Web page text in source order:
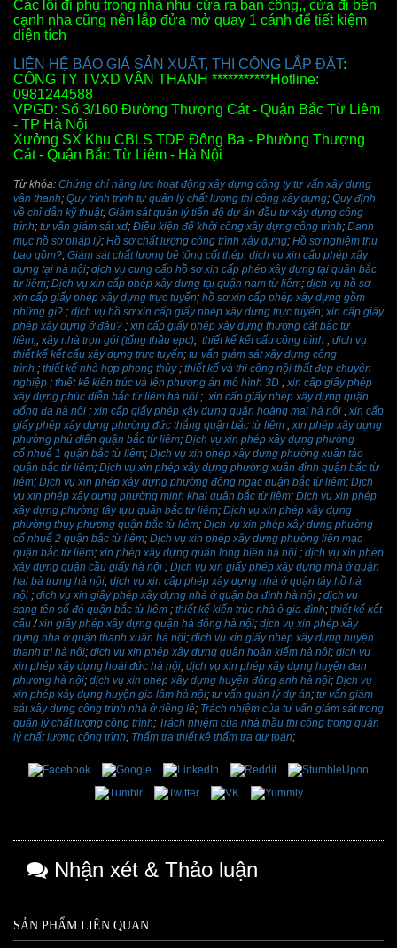
Các lối đi phụ trong nhà như cửa ra ban công,, cửa đi bên
cạnh nha cũng nên lắp đửa mở quay 1 cánh để tiết kiệm
diện tích
LIÊN HỆ BÁO GIÁ SẢN XUẤT, THI CÔNG LẮP ĐẶT:
CÔNG TY TVXD VÂN THANH ***********Hotline:
0981244588
VPGD: Sổ 3/160 Đường Thượng Cát - Quận Bắc Từ Liêm
- TP Hà Nội
Xưởng SX Khu CBLS TDP Đông Ba - Phường Thượng
Cát - Quận Bắc Từ Liêm - Hà Nội
Từ khóa: Chứng chỉ năng lực hoạt động xây dựng công ty tư vấn xây dựng
vân thanh; Quy trình trình tự quản lý chất lượng thi công xây dựng; Quy định
về chỉ dẫn kỹ thuật; Giám sát quản lý tiến độ dự án đầu tư xây dựng công
trình; tư vấn giám sát xd; Điều kiện để khởi công xây dựng công trình; Danh
mục hồ sơ pháp lý; Hồ sơ chất lượng công trình xây dựng; Hồ sơ nghiệm thu
bao gồm?; Giám sát chất lượng bê tông cốt thép; dịch vụ xin cấp phép xây
dựng tại hà nội; dịch vụ cung cấp hồ sơ xin cấp phép xây dựng tại quận bắc
từ liêm; Dịch vụ xin cấp phép xây dựng tại quận nam từ liêm; dịch vụ hồ sơ
xin cấp giấy phép xây dựng trực tuyến; hồ sơ xin cấp phép xây dựng gồm
những gì? ; dịch vụ hồ sơ xin cấp giấy phép xây dựng trực tuyến;xin cấp giấy
phép xây dựng ở đâu? ;xin cấp giấy phép xây dựng thượng cát bắc từ
liêm,;xây nhà trọn gói (tổng thầu epc); thiết kế kết cấu công trình ; dịch vụ
thiết kế kết cấu xây dựng trực tuyến; tư vấn giám sát xây dựng công
trình ; thiết kế nhà hợp phong thủy; thiết kế và thi công nội thất đẹp chuyên
nghiệp ; thiết kế kiến trúc và lên phương án mô hình 3D ;xin cấp giấy phép
xây dựng phúc diễn bắc từ liêm hà nội ;xin cấp giấy phép xây dựng quận
đống đa hà nội ;xin cấp giấy phép xây dựng quận hoàng mai hà nội ;xin cấp
giấy phép xây dựng phường đức thắng quận bắc từ liêm ;xin phép xây dựng
phường phú diến quận bắc từ liêm; Dịch vụ xin phép xây dựng phường
cổ nhuế 1 quận bắc từ liêm; Dịch vụ xin phép xây dựng phường xuân tảo
quận bắc từ liêm; Dịch vụ xin phép xây dựng phường xuân đỉnh quận bắc từ
liêm; Dịch vụ xin phép xây dựng phường đông ngạc quận bắc từ liêm; Dịch
vụ xin phép xây dựng phường minh khai quận bắc từ liêm; Dịch vụ xin phép
xây dựng phường tây tựu quận bắc từ liêm; Dịch vụ xin phép xây dựng
phường thụy phương quận bắc từ liêm; Dịch vụ xin phép xây dựng phường
cổ nhuế 2 quận bắc từ liêm; Dịch vụ xin phép xây dựng phường liên mạc
quận bắc từ liêm;xin phép xây dựng quận long biên hà nội ; dịch vụ xin phép
xây dựng quận cầu giấy hà nội ; Dịch vụ xin giấy phép xây dựng nhà ở quận
hai bà trưng hà nội; dịch vụ xin cấp phép xây dựng nhà ở quận tây hồ hà
nội ; dịch vụ xin giấy phép xây dựng nhà ở quận ba đình hà nội ; dịch vụ
sang tên sổ đỏ quận bắc từ liêm ; thiết kế kiến trúc nhà ở gia đình; thiết kế kết
cấu/xin giấy phép xây dựng quận hà đông hà nội; dịch vụ xin phép xây
dựng nhà ở quận thanh xuân hà nội; dịch vụ xin giấy phép xây dựng huyện
thanh trì hà nội; dịch vụ xin phép xây dựng quận hoàn kiếm hà nội; dịch vụ
xin phép xây dựng hoài đức hà nội; dịch vụ xin phép xây dựng huyện đan
phượng hà nội; dịch vụ xin phép xây dựng huyện đông anh hà nội; Dịch vụ
xin phép xây dựng huyện gia lâm hà nội; tư vấn quản lý dự án; tư vấn giám
sát xây dựng công trình nhà ở riêng lẻ; Trách nhiệm của tư vấn giám sát trong
quản lý chất lượng công trình; Trách nhiệm của nhà thầu thi công trong quản
lý chất lượng công trình; Thẩm tra thiết kê thẩm tra dự toán;
Nhận xét & Thảo luận
SẢN PHẨM LIÊN QUAN